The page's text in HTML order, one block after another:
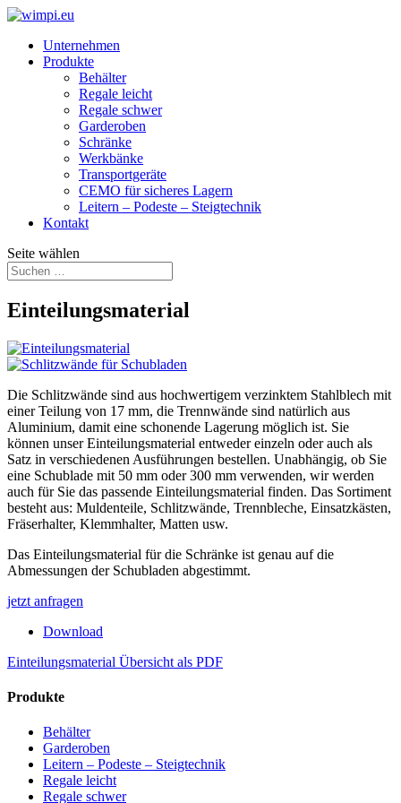
Unternehmen
Produkte
Behälter
Regale leicht
Regale schwer
Garderoben
Schränke
Werkbänke
Transport­geräte
CEMO für sicheres Lagern
Leitern – Podeste – Steigtechnik
Kontakt
Seite wählen
Einteilungsmaterial
Die Schlitzwände sind aus hochwertigem verzinktem Stahlblech mit
einer Teilung von 17 mm, die Trennwände sind natürlich aus
Aluminium, damit eine schonende Lagerung möglich ist. Sie
können unser Einteilungsmaterial entweder einzeln oder auch als
Satz in verschiedenen Ausführungen bestellen. Unabhängig, ob Sie
eine Schublade mit 50 mm oder 300 mm verwenden, wir werden
auch für Sie das passende Einteilungsmaterial finden. Das Sortiment
besteht aus: Muldenteile, Schlitzwände, Trennbleche, Einsatzkästen,
Fräserhalter, Klemmhalter, Matten usw.
Das Einteilungsmaterial für die Schränke ist genau auf die
Abmessungen der Schubladen abgestimmt.
jetzt anfragen
Download
Einteilungsmaterial Übersicht als PDF
Produkte
Behälter
Garderoben
Leitern – Podeste – Steigtechnik
Regale leicht
Regale schwer